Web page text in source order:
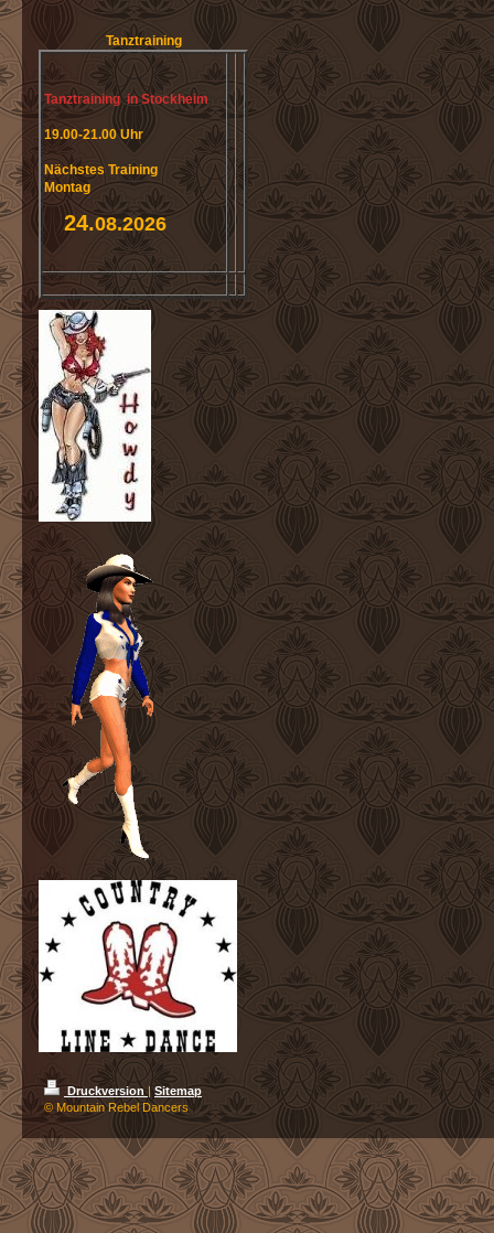
Tanztraining
Tanztraining in Stockheim
19.00-21.00 Uhr
Nächstes Training
Montag
24.08.2026
Druckversion | Sitemap
© Mountain Rebel Dancers